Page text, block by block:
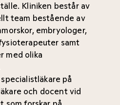
Kliniken består av
team bestående av
embryologer,
samt
med olika
på
och docent vid